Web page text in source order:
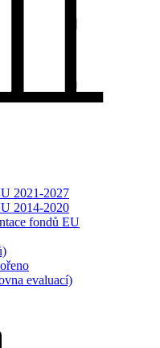
2021-2027
2014-2020
fondů EU
evaluací)